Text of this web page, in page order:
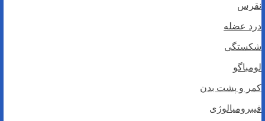
نقرس
درد عضله
شکستگی
لومباگو
کمر و پشت بدن
فیبرومیالوژی